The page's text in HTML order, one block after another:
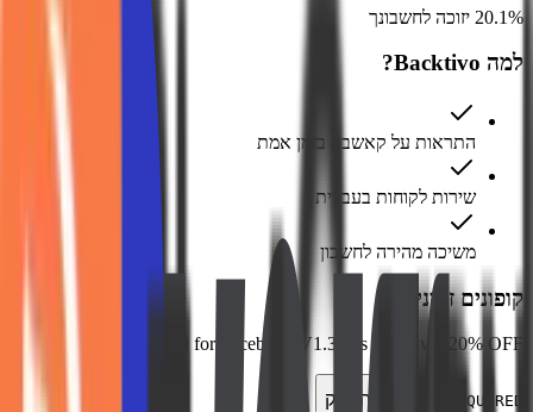
20.1% יזוכה לחשבונך
למה Backtivo?
התראות על קאשבק בזמן אמת
שירות לקוחות בעברית
משיכה מהירה לחשבון
קופונים זמינים
KidsGuard for Facebook V1.3.0 is now live! 20% OFF
NOT REQUIRED העתק